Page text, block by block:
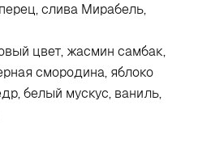
слива Мирабель,
цвет, жасмин самбак,
смородина, яблоко
белый мускус, ваниль,